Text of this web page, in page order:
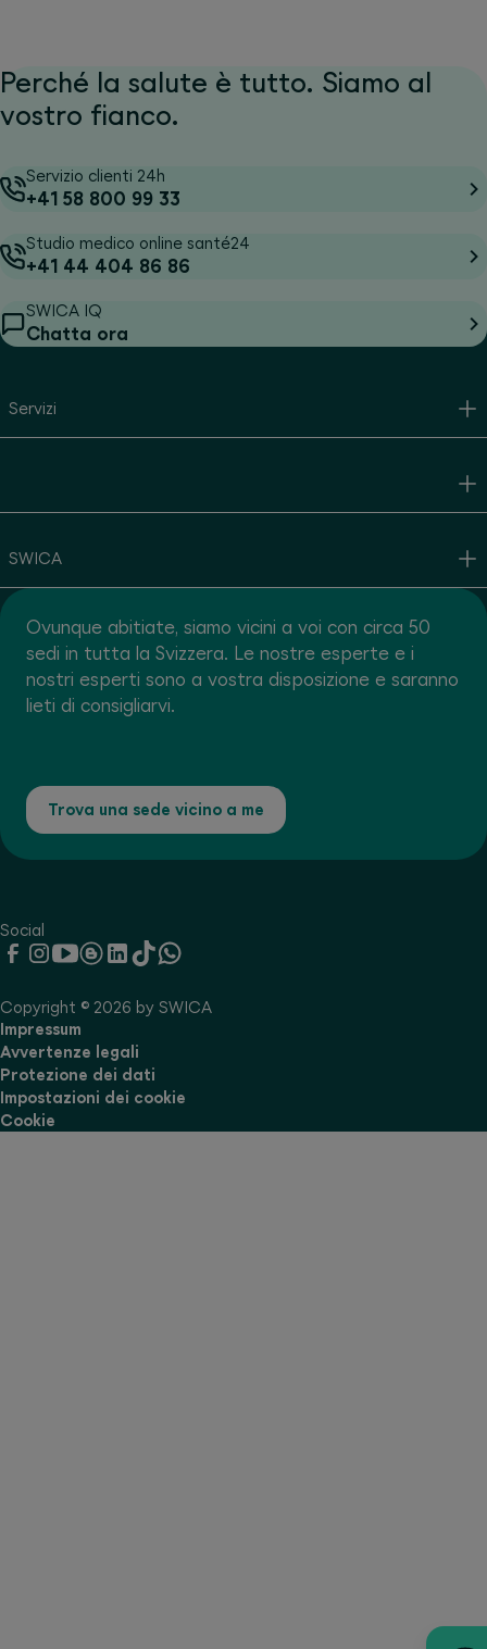
Perché la salute è tutto. Siamo al
vostro fianco.
Servizio clienti 24h
+41 58 800 99 33
Studio medico online santé24
+41 44 404 86 86
SWICA IQ
Chatta ora
Servizi
SWICA
Ovunque abitiate, siamo vicini a voi con circa 50
sedi in tutta la Svizzera. Le nostre esperte e i
nostri esperti sono a vostra disposizione e saranno
lieti di consigliarvi.
Trova una sede vicino a me
Social
Copyright © 2026 by SWICA
Impressum
Avvertenze legali
Protezione dei dati
Impostazioni dei cookie
Cookie